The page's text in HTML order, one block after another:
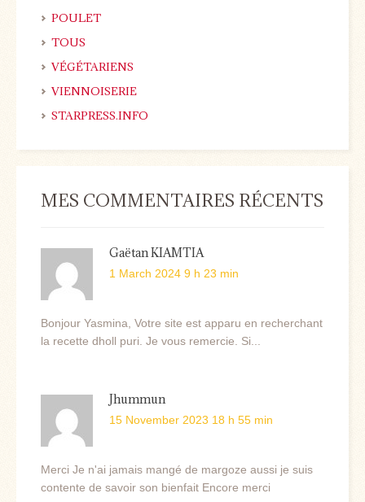
POULET
TOUS
VÉGÉTARIENS
VIENNOISERIE
STARPRESS.INFO
MES COMMENTAIRES RÉCENTS
Gaëtan KIAMTIA
1 March 2024 9 h 23 min
Bonjour Yasmina, Votre site est apparu en recherchant
la recette dholl puri. Je vous remercie. Si...
Jhummun
15 November 2023 18 h 55 min
Merci Je n'ai jamais mangé de margoze aussi je suis
contente de savoir son bienfait Encore merci